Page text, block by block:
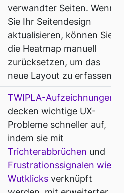
verwandter Seiten. Wenn
Sie Ihr Seitendesign
aktualisieren, können Sie
die Heatmap manuell
zurücksetzen, um das
neue Layout zu erfassen.
TWIPLA-Aufzeichnungen
decken wichtige UX-
Probleme schneller auf,
indem sie mit
Trichterabbrüchen und
Frustrationssignalen wie
Wutklicks verknüpft